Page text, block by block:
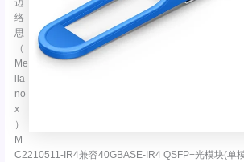
迈
络
思
（
Me
lla
no
x
）
M
C2210511-IR4兼容40GBASE-IR4 QSFP+光模块(单